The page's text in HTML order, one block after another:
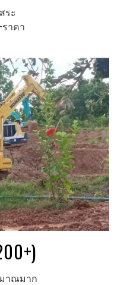
ระ
าคา
าณมาก